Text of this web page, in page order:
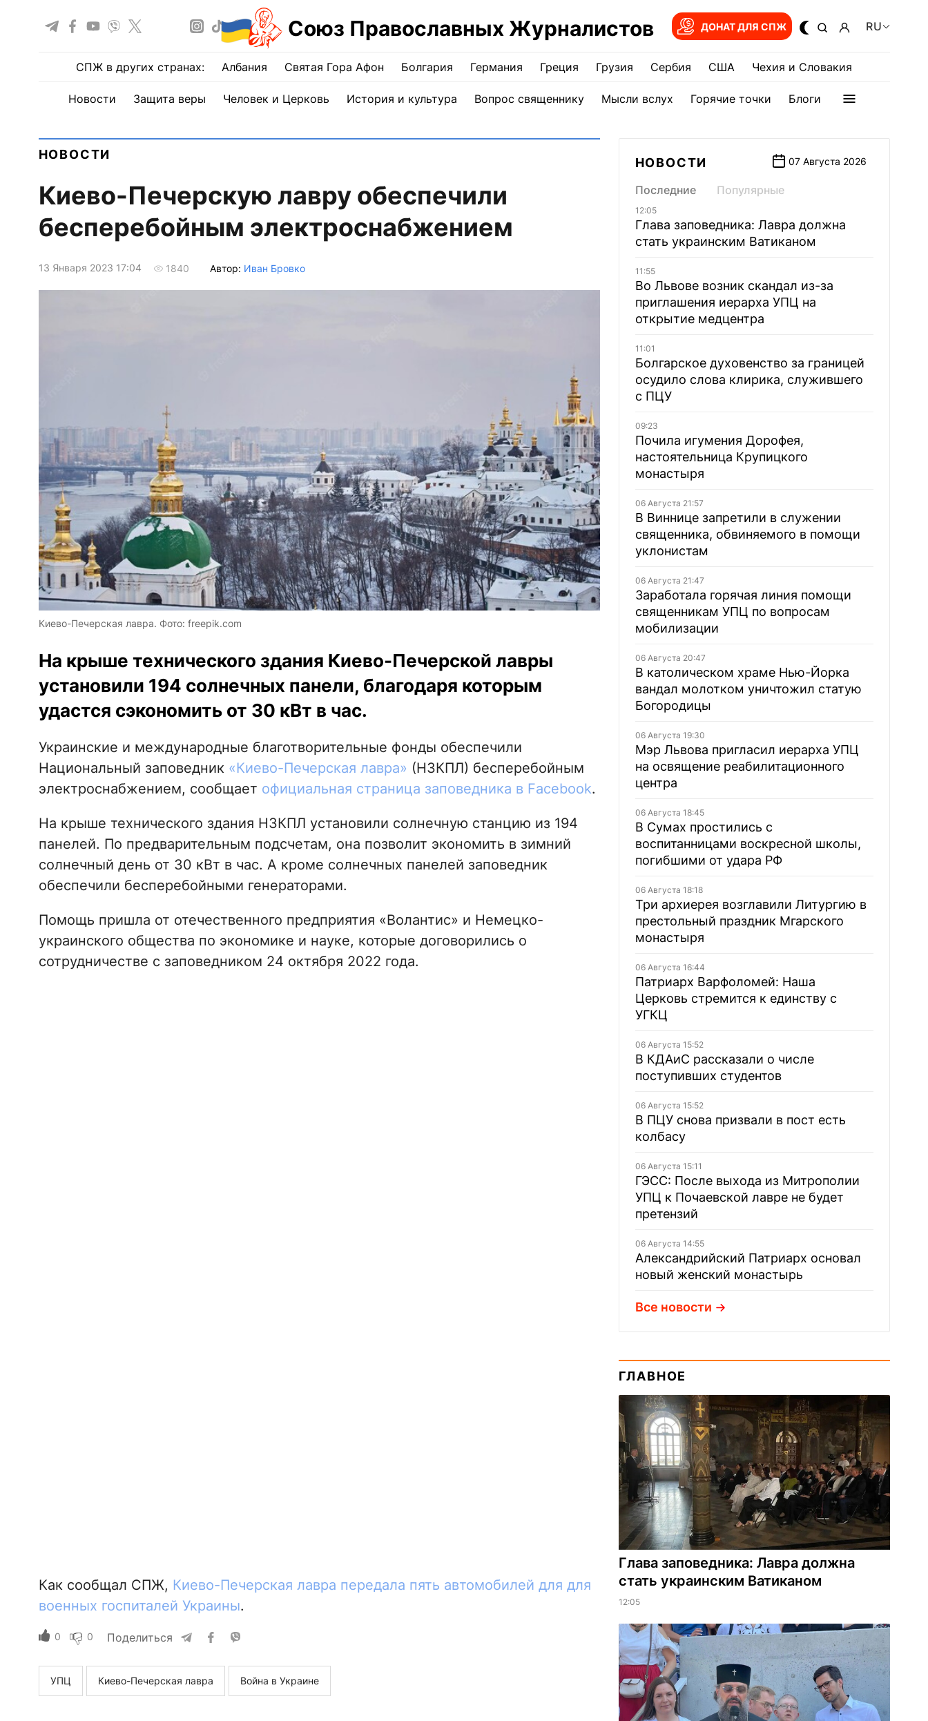
Союз Православных Журналистов ДОНАТ ДЛЯ СПЖ RU
СПЖ в других странах: Албания Святая Гора Афон Болгария Германия Греция Грузия Сербия США Чехия и Словакия
Новости Защита веры Человек и Церковь История и культура Вопрос священнику Мысли вслух Горячие точки Блоги
НОВОСТИ
Киево-Печерскую лавру обеспечили
бесперебойным электроснабжением
13 Января 2023 17:04 1840 Автор: Иван Бровко
Киево-Печерская лавра. Фото: freepik.com
На крыше технического здания Киево-Печерской лавры
установили 194 солнечных панели, благодаря которым
удастся сэкономить от 30 кВт в час.
Украинские и международные благотворительные фонды обеспечили
Национальный заповедник «Киево-Печерская лавра» (НЗКПЛ) бесперебойным
электроснабжением, сообщает официальная страница заповедника в Facebook.
На крыше технического здания НЗКПЛ установили солнечную станцию из 194
панелей. По предварительным подсчетам, она позволит экономить в зимний
солнечный день от 30 кВт в час. А кроме солнечных панелей заповедник
обеспечили бесперебойными генераторами.
Помощь пришла от отечественного предприятия «Волантис» и Немецко-
украинского общества по экономике и науке, которые договорились о
сотрудничестве с заповедником 24 октября 2022 года.
Как сообщал СПЖ, Киево-Печерская лавра передала пять автомобилей для для
военных госпиталей Украины.
0 0 Поделиться
УПЦ Киево-Печерская лавра Война в Украине
НОВОСТИ 07 Августа 2026
Последние Популярные
12:05
Глава заповедника: Лавра должна
стать украинским Ватиканом
11:55
Во Львове возник скандал из-за
приглашения иерарха УПЦ на
открытие медцентра
11:01
Болгарское духовенство за границей
осудило слова клирика, служившего
с ПЦУ
09:23
Почила игумения Дорофея,
настоятельница Крупицкого
монастыря
06 Августа 21:57
В Виннице запретили в служении
священника, обвиняемого в помощи
уклонистам
06 Августа 21:47
Заработала горячая линия помощи
священникам УПЦ по вопросам
мобилизации
06 Августа 20:47
В католическом храме Нью-Йорка
вандал молотком уничтожил статую
Богородицы
06 Августа 19:30
Мэр Львова пригласил иерарха УПЦ
на освящение реабилитационного
центра
06 Августа 18:45
В Сумах простились с
воспитанницами воскресной школы,
погибшими от удара РФ
06 Августа 18:18
Три архиерея возглавили Литургию в
престольный праздник Мгарского
монастыря
06 Августа 16:44
Патриарх Варфоломей: Наша
Церковь стремится к единству с
УГКЦ
06 Августа 15:52
В КДАиС рассказали о числе
поступивших студентов
06 Августа 15:52
В ПЦУ снова призвали в пост есть
колбасу
06 Августа 15:11
ГЭСС: После выхода из Митрополии
УПЦ к Почаевской лавре не будет
претензий
06 Августа 14:55
Александрийский Патриарх основал
новый женский монастырь
Все новости
ГЛАВНОЕ
Глава заповедника: Лавра должна
стать украинским Ватиканом
12:05